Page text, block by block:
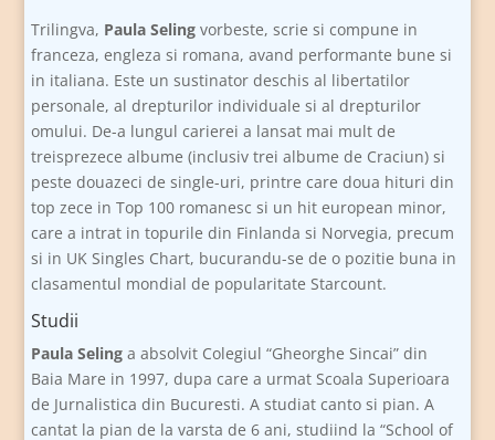
Trilingva, Paula Seling vorbeste, scrie si compune in
franceza, engleza si romana, avand performante bune si
in italiana. Este un sustinator deschis al libertatilor
personale, al drepturilor individuale si al drepturilor
omului. De-a lungul carierei a lansat mai mult de
treisprezece albume (inclusiv trei albume de Craciun) si
peste douazeci de single-uri, printre care doua hituri din
top zece in Top 100 romanesc si un hit european minor,
care a intrat in topurile din Finlanda si Norvegia, precum
si in UK Singles Chart, bucurandu-se de o pozitie buna in
clasamentul mondial de popularitate Starcount.
Studii
Paula Seling a absolvit Colegiul “Gheorghe Sincai” din
Baia Mare in 1997, dupa care a urmat Scoala Superioara
de Jurnalistica din Bucuresti. A studiat canto si pian. A
cantat la pian de la varsta de 6 ani, studiind la “School of